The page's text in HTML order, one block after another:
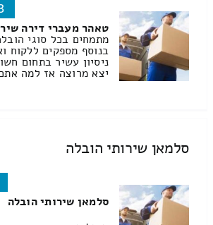
טאהר מעברי דירה
מתמחים בכל סוגי
בנוסף מספקים ללקוח
ניסיון עשיר בתחום
יצא מרוצה אז למה
סלמאן שירותי הובלה
סלמאן שירותי הובלה